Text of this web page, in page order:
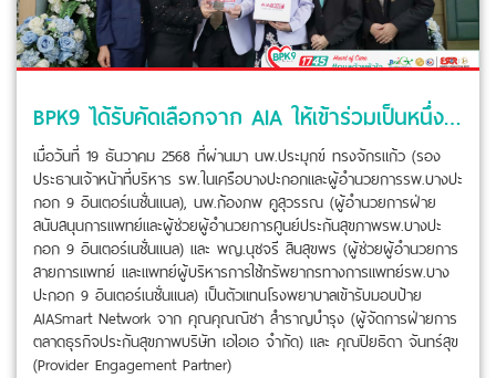
BPK9 ได้รับคัดเลือกจาก AIA ให้เข้าร่วมเป็นหนึ่งในโรงพยาบาลภายใต้โครงการ AIASmart Network
เมื่อวันที่ 19 ธันวาคม 2568 ที่ผ่านมา นพ.ประมุกข์ ทรงจักรแก้ว (รอง
ประธานเจ้าหน้าที่บริหาร รพ.ในเครือบางปะกอกและผู้อำนวยการรพ.บางปะ
กอก 9 อินเตอร์เนชั่นแนล), นพ.ก้องภพ คูสุวรรณ (ผู้อำนวยการฝ่าย
สนับสนุนการแพทย์และผู้ช่วยผู้อำนวยการศูนย์ประกันสุขภาพรพ.บางปะ
กอก 9 อินเตอร์เนชั่นแนล) และ พญ.นุชจรี สินสุขพร (ผู้ช่วยผู้อำนวยการ
สายการแพทย์ และแพทย์ผู้บริหารการใช้ทรัพยากรทางการแพทย์รพ.บาง
ปะกอก 9 อินเตอร์เนชั่นแนล) เป็นตัวแทนโรงพยาบาลเข้ารับมอบป้าย
AIASmart Network จาก คุณคุณณิชา สำราญบำรุง (ผู้จัดการฝ่ายการ
ตลาดธุรกิจประกันสุขภาพบริษัท เอไอเอ จำกัด) และ คุณปิยธิดา จันทร์สุข
(Provider Engagement Partner)